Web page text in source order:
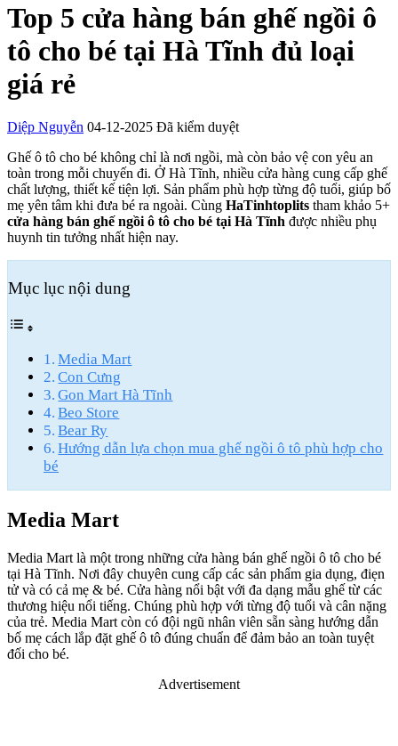
Top 5 cửa hàng bán ghế ngồi ô
tô cho bé tại Hà Tĩnh đủ loại
giá rẻ
Diệp Nguyễn 04-12-2025 Đã kiểm duyệt
Ghế ô tô cho bé không chỉ là nơi ngồi, mà còn bảo vệ con yêu an
toàn trong mỗi chuyến đi. Ở Hà Tĩnh, nhiều cửa hàng cung cấp ghế
chất lượng, thiết kế tiện lợi. Sản phẩm phù hợp từng độ tuổi, giúp bố
mẹ yên tâm khi đưa bé ra ngoài. Cùng HaTinhtoplits tham khảo 5+
cửa hàng bán ghế ngồi ô tô cho bé tại Hà Tĩnh được nhiều phụ
huynh tin tưởng nhất hiện nay.
Mục lục nội dung
Media Mart
Con Cưng
Gon Mart Hà Tĩnh
Beo Store
Bear Ry
Hướng dẫn lựa chọn mua ghế ngồi ô tô phù hợp cho
bé
Media Mart
Media Mart là một trong những cửa hàng bán ghế ngồi ô tô cho bé
tại Hà Tĩnh. Nơi đây chuyên cung cấp các sản phẩm gia dụng, điẹn
tử và có cả mẹ & bé. Cửa hàng nổi bật với đa dạng mẫu ghế từ các
thương hiệu nổi tiếng. Chúng phù hợp với từng độ tuổi và cân nặng
của trẻ. Media Mart còn có đội ngũ nhân viên sẵn sàng hướng dẫn
bố mẹ cách lắp đặt ghế ô tô đúng chuẩn để đảm bảo an toàn tuyệt
đối cho bé.
Advertisement